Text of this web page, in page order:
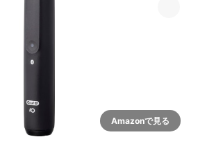
Amazonで見る